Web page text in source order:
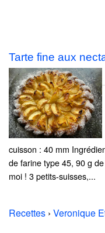
Tarte fine aux
cuisson : 40 mm
de farine type 45, 90 g
moi ! 3 petits-suisses,...
Recettes › Veronique